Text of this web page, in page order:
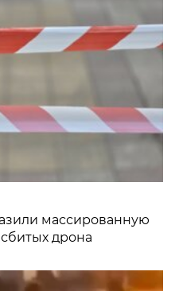
массированную
сбитых дрона